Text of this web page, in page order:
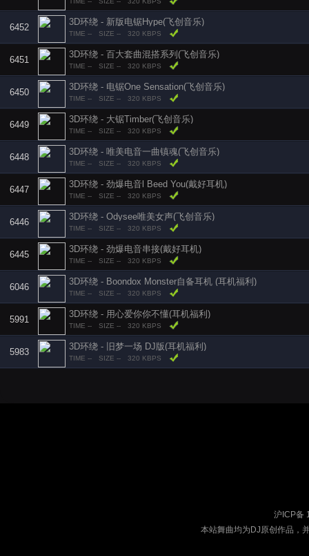
6452
3D环绕 - 新版电锯Hype(飞创音乐)
TIME -- SIZE -- 320 KBPS
6451
3D环绕 - 百大套曲混搭系列(飞创音乐)
TIME -- SIZE -- 320 KBPS
6450
3D环绕 - 电锯One Sensation(飞创音乐)
TIME -- SIZE -- 320 KBPS
6449
3D环绕 - 大锯Timber(飞创音乐)
TIME -- SIZE -- 320 KBPS
6448
3D环绕 - 唯美电音一曲镇魂(飞创音乐)
TIME -- SIZE -- 320 KBPS
6447
3D环绕 - 劲爆电音l Beed You(戴好耳机)
TIME -- SIZE -- 320 KBPS
6446
3D环绕 - Odysee唯美女声(飞创音乐)
TIME -- SIZE -- 320 KBPS
6445
3D环绕 - 劲爆电音串接(戴好耳机)
TIME -- SIZE -- 320 KBPS
6046
3D环绕 - Boondox Monster自备耳机 (耳机福利)
TIME -- SIZE -- 320 KBPS
5991
3D环绕 - 用心爱你你不懂(耳机福利)
TIME -- SIZE -- 320 KBPS
5983
3D环绕 - 旧梦一场 DJ版(耳机福利)
TIME -- SIZE -- 320 KBPS
沪ICP备
本站舞曲均为DJ原创作品，